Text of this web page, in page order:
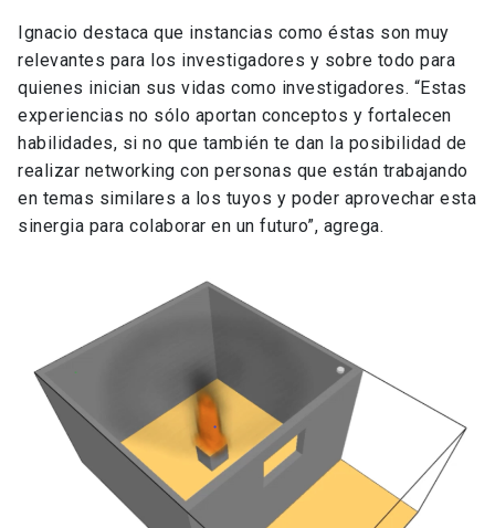
Ignacio destaca que instancias como éstas son muy
relevantes para los investigadores y sobre todo para
quienes inician sus vidas como investigadores. “Estas
experiencias no sólo aportan conceptos y fortalecen
habilidades, si no que también te dan la posibilidad de
realizar networking con personas que están trabajando
en temas similares a los tuyos y poder aprovechar esta
sinergia para colaborar en un futuro”, agrega.